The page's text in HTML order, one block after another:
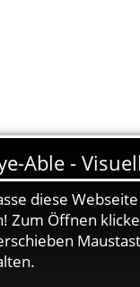
nach Ihrem